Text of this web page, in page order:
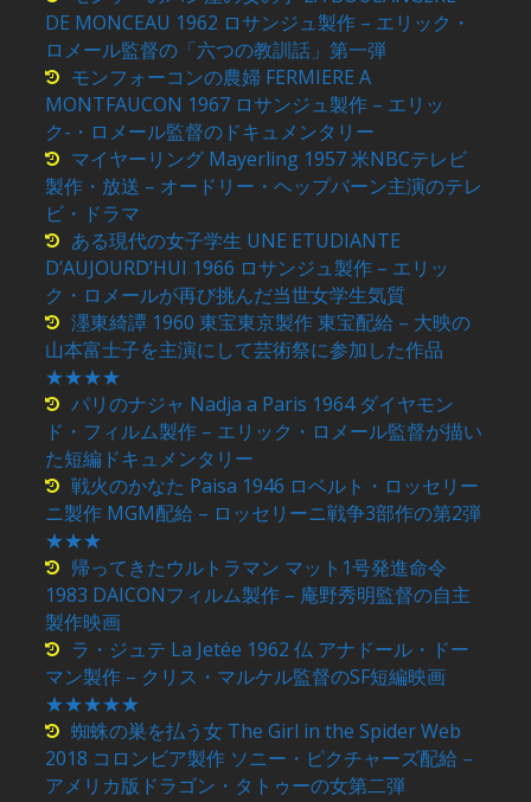
DE MONCEAU 1962 ロサンジュ製作 – エリック・
ロメール監督の「六つの教訓話」第一弾
モンフォーコンの農婦 FERMIERE A
MONTFAUCON 1967 ロサンジュ製作 – エリッ
ク-・ロメール監督のドキュメンタリー
マイヤーリング Mayerling 1957 米NBCテレビ
製作・放送 – オードリー・ヘップバーン主演のテレ
ビ・ドラマ
ある現代の女子学生 UNE ETUDIANTE
D’AUJOURD’HUI 1966 ロサンジュ製作 – エリッ
ク・ロメールが再び挑んだ当世女学生気質
濹東綺譚 1960 東宝東京製作 東宝配給 – 大映の
山本富士子を主演にして芸術祭に参加した作品
★★★★
パリのナジャ Nadja a Paris 1964 ダイヤモン
ド・フィルム製作 – エリック・ロメール監督が描い
た短編ドキュメンタリー
戦火のかなた Paisa 1946 ロベルト・ロッセリー
ニ製作 MGM配給 – ロッセリーニ戦争3部作の第2弾
★★★
帰ってきたウルトラマン マット1号発進命令
1983 DAICONフィルム製作 – 庵野秀明監督の自主
製作映画
ラ・ジュテ La Jetée 1962 仏 アナドール・ドー
マン製作 – クリス・マルケル監督のSF短編映画
★★★★★
蜘蛛の巣を払う女 The Girl in the Spider Web
2018 コロンビア製作 ソニー・ピクチャーズ配給 –
アメリカ版ドラゴン・タトゥーの女第二弾